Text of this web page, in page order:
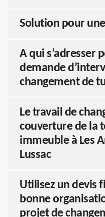
Solution pour
A qui s’adresser
demande
changement de
Le travail de
couverture de la
immeuble à Les
Lussac
Utilisez un devis
bonne
projet de